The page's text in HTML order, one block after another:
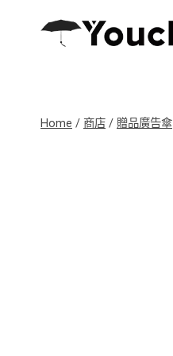
Home / 商店 / 贈品廣告傘